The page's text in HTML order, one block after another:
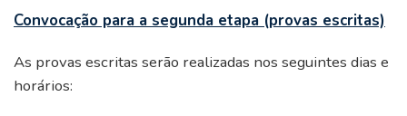
Convocação para a segunda etapa (provas escritas)
As provas escritas serão realizadas nos seguintes dias e
horários: